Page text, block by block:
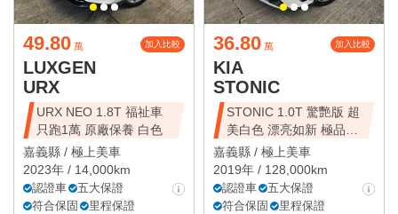
49.80 萬 加入比較
LUXGEN
URX
URX NEO 1.8T 福祉車
只跑1萬 原廠保養 白色
嘉義縣 / 極上美車
2023年 / 14,000km
認證車
五大保證
符合保固
里程保證
36.80 萬 加入比較
KIA
STONIC
STONIC 1.0T 驚艷版 超
美白色 漂亮如新 極品美
車
嘉義縣 / 極上美車
2019年 / 128,000km
認證車
五大保證
符合保固
里程保證